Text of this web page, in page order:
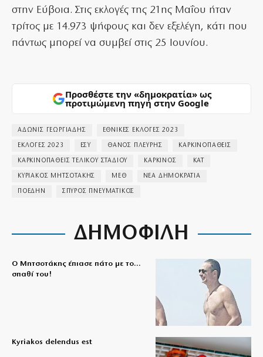
στην Εύβοια. Στις εκλογές της 21ης Μαΐου ήταν
τρίτος με 14.973 ψήφους και δεν εξελέγη, κάτι που
πάντως μπορεί να συμβεί στις 25 Ιουνίου.
Προσθέστε την «δημοκρατία» ως
προτιμώμενη πηγή στην Google
ΑΔΩΝΙΣ ΓΕΩΡΓΙΑΔΗΣ ΕΘΝΙΚΕΣ ΕΚΛΟΓΕΣ 2023
ΕΚΛΟΓΕΣ 2023 ΕΣΥ ΘΑΝΟΣ ΠΛΕΥΡΗΣ ΚΑΡΚΙΝΟΠΑΘΕΙΣ
ΚΑΡΚΙΝΟΠΑΘΕΙΣ ΤΕΛΙΚΟΥ ΣΤΑΔΙΟΥ ΚΑΡΚΙΝΟΣ ΚΑΤ
ΚΥΡΙΑΚΟΣ ΜΗΤΣΟΤΑΚΗΣ ΜΕΘ ΝΕΑ ΔΗΜΟΚΡΑΤΙΑ
ΠΟΕΔΗΝ ΣΠΥΡΟΣ ΠΝΕΥΜΑΤΙΚΟΣ
ΔΗΜΟΦΙΛΗ
Ο Μητσοτάκης έπιασε πάτο με το…
σπαθί του!
Kyriakos delendus est